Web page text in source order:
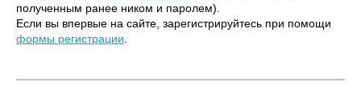
полученным ранее ником и паролем).
Если вы впервые на сайте, зарегистрируйтесь при помощи
формы регистрации